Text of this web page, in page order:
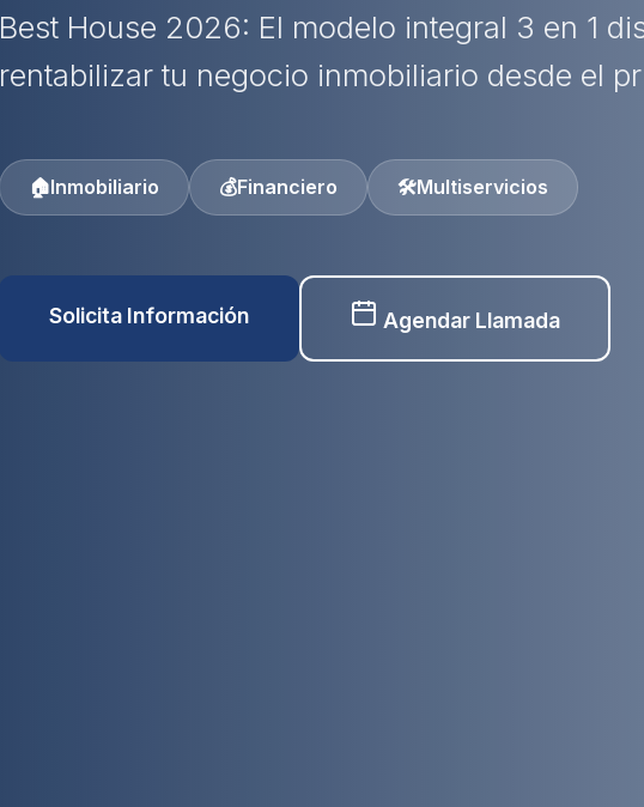
Best House 2026: El modelo integral 3 en 1
rentabilizar tu negocio inmobiliario desde el
🏠Inmobiliario 💰Financiero 🛠️Multiservicios
Solicita Información Agendar Llamada